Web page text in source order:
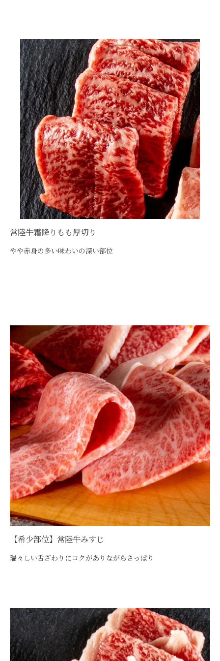
常陸牛霜降りもも厚切り
やや赤身の多い味わいの深い部位
【希少部位】常陸牛みすじ
瑞々しい舌ざわりにコクがありながらさっぱり